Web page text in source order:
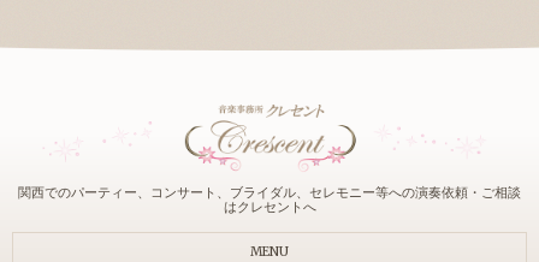
関西でのパーティー、コンサート、ブライダル、セレモニー等への演奏依頼・ご相談
はクレセントへ
MENU